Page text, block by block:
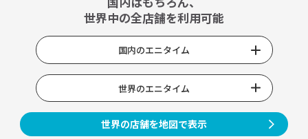
世界中の全店舗を利用可能
国内のエニタイム
世界のエニタイム
世界の店舗を地図で表示